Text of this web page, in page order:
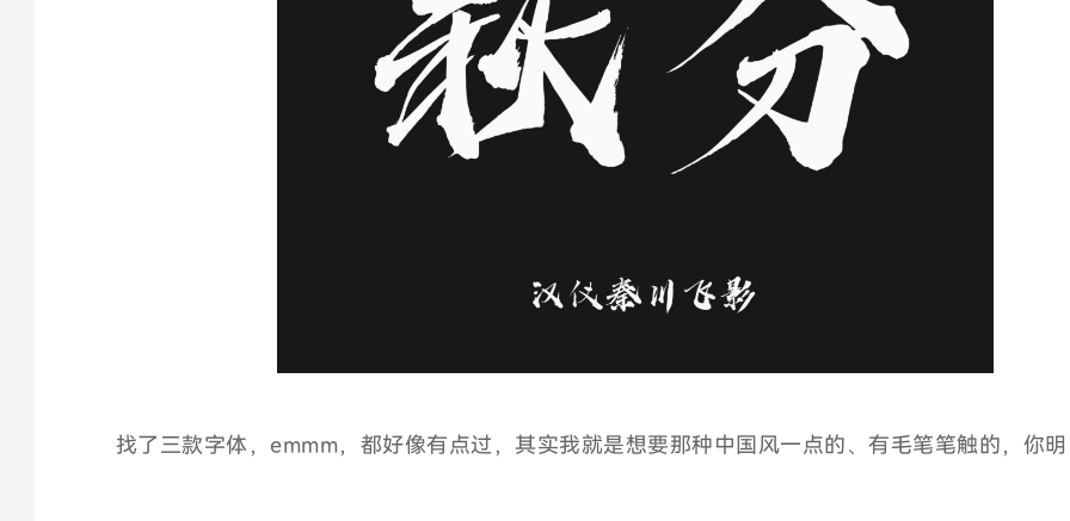
找了三款字体，emmm，都好像有点过，其实我就是想要那种中国风一点的、有毛笔笔触的，你